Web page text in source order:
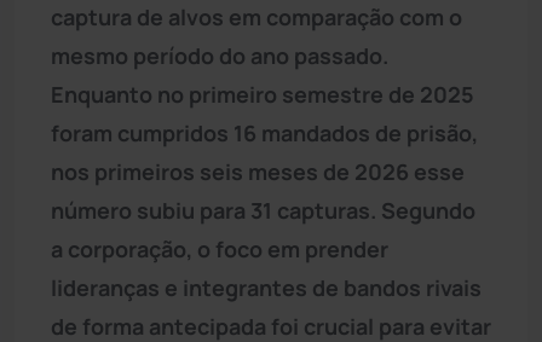
captura de alvos em comparação com o
mesmo período do ano passado.
Enquanto no primeiro semestre de 2025
foram cumpridos 16 mandados de prisão,
nos primeiros seis meses de 2026 esse
número subiu para 31 capturas. Segundo
a corporação, o foco em prender
lideranças e integrantes de bandos rivais
de forma antecipada foi crucial para evitar